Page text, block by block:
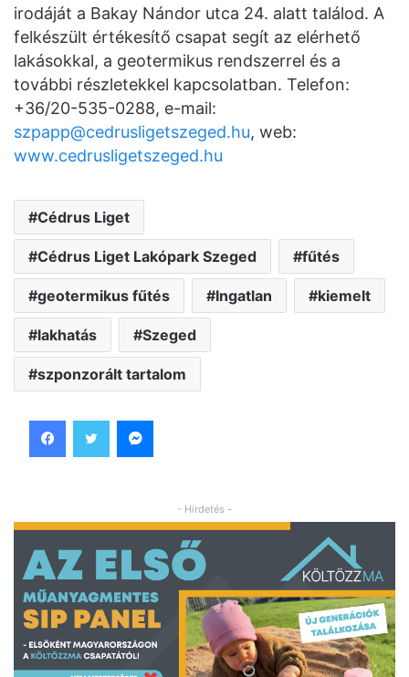
irodáját a Bakay Nándor utca 24. alatt találod. A
felkészült értékesítő csapat segít az elérhető
lakásokkal, a geotermikus rendszerrel és a
további részletekkel kapcsolatban. Telefon:
+36/20-535-0288, e-mail:
szpapp@cedrusligetszeged.hu, web:
www.cedrusligetszeged.hu
Cédrus Liget
Cédrus Liget Lakópark Szeged fűtés
geotermikus fűtés Ingatlan kiemelt
lakhatás Szeged
szponzorált tartalom
- Hirdetés -